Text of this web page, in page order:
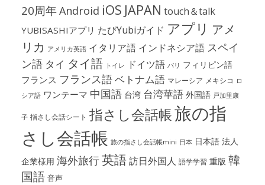
20周年Android iOS JAPAN touch＆talk
YUBISASHIアプリ たびYubiガイド アプリ アメ
リカ アメリカ英語 イタリア語 インドネシア語 スペイ
ン語 タイ タイ語 トイレ ドイツ語 パリ フィリピン語
フランス フランス語ベトナム語 マレーシア メキシコ ロ
シア語 ワンテーマ 中国語 台湾 台湾華語 外国語 戸加里康
子 指さし会話シート 指さし会話帳旅の指
さし会話帳 旅の指さし会話帳mini 日本 日本語 法人
企業様用 海外旅行英語訪日外国人 語学学習 重版 韓
国語 音声